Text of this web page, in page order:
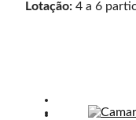
Lotação: 4 a 6